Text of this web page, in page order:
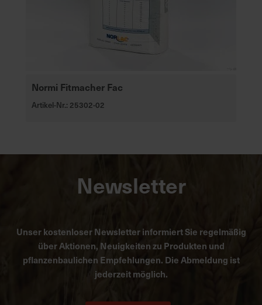
Normi Fitmacher Fac
Artikel-Nr.: 25302-02
Newsletter
Unser kostenloser Newsletter informiert Sie regelmäßig
über Aktionen, Neuigkeiten zu Produkten und
pflanzenbaulichen Empfehlungen. Die Abmeldung ist
jederzeit möglich.